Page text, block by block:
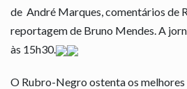
de André Marques, comentários de
reportagem de Bruno Mendes. A
às 15h30.
O Rubro-Negro ostenta os melhores